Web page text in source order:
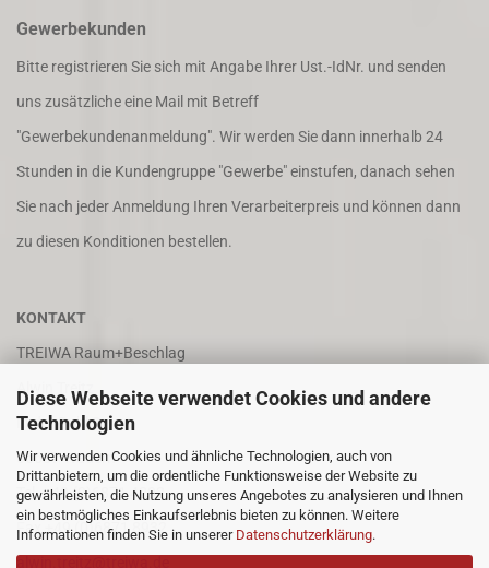
Diese Webseite verwendet Cookies und andere
Technologien
Wir verwenden Cookies und ähnliche Technologien, auch von
Drittanbietern, um die ordentliche Funktionsweise der Website zu
gewährleisten, die Nutzung unseres Angebotes zu analysieren und Ihnen
ein bestmögliches Einkaufserlebnis bieten zu können. Weitere
Informationen finden Sie in unserer Datenschutzerklärung.
Gewerbekunden
Bitte registrieren Sie sich mit Angabe Ihrer Ust.-IdNr. und senden
uns zusätzliche eine Mail mit Betreff
"Gewerbekundenanmeldung". Wir werden Sie dann innerhalb 24
Stunden in die Kundengruppe "Gewerbe" einstufen, danach sehen
Sie nach jeder Anmeldung Ihren Verarbeiterpreis und können dann
zu diesen Konditionen bestellen.
KONTAKT
TREIWA Raum+Beschlag
Alwin Treitz
In der Puhl 8
66687 Wadern
Tel. +49 (0)6871 4202
Fax +49 (0)6871 8932
alwin.treitz@treiwa.de